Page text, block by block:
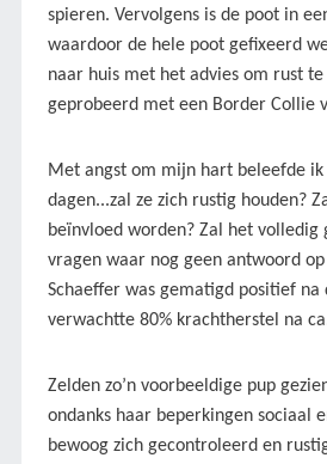
spieren. Vervolgens is de poot in
waardoor de hele poot gefixeerd
naar huis met het advies om rust
geprobeerd met een Border Collie
Met angst om mijn hart beleefde ik
dagen...zal ze zich rustig houden?
beïnvloed worden? Zal het volledig
vragen waar nog geen antwoord
Schaeffer was gematigd positief na
verwachtte 80% krachtherstel na
Zelden zo’n voorbeeldige pup
ondanks haar beperkingen sociaal
bewoog zich gecontroleerd en